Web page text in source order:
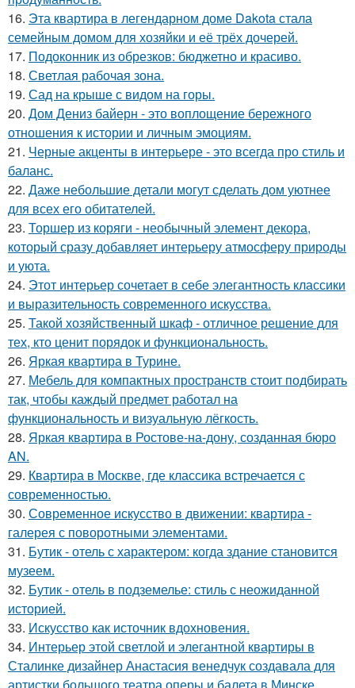
16. Эта квартира в легендарном доме Dakota стала
семейным домом для хозяйки и её трёх дочерей.
17. Подоконник из обрезков: бюджетно и красиво.
18. Светлая рабочая зона.
19. Сад на крыше с видом на горы.
20. Дом Дениз байерн - это воплощение бережного
отношения к истории и личным эмоциям.
21. Черные акценты в интерьере - это всегда про стиль и
баланс.
22. Даже небольшие детали могут сделать дом уютнее
для всех его обитателей.
23. Торшер из коряги - необычный элемент декора,
который сразу добавляет интерьеру атмосферу природы
и уюта.
24. Этот интерьер сочетает в себе элегантность классики
и выразительность современного искусства.
25. Такой хозяйственный шкаф - отличное решение для
тех, кто ценит порядок и функциональность.
26. Яркая квартира в Турине.
27. Мебель для компактных пространств стоит подбирать
так, чтобы каждый предмет работал на
функциональность и визуальную лёгкость.
28. Яркая квартира в Ростове-на-дону, созданная бюро
AN.
29. Квартира в Москве, где классика встречается с
современностью.
30. Современное искусство в движении: квартира -
галерея с поворотными элементами.
31. Бутик - отель с характером: когда здание становится
музеем.
32. Бутик - отель в подземелье: стиль с неожиданной
историей.
33. Искусство как источник вдохновения.
34. Интерьер этой светлой и элегантной квартиры в
Сталинке дизайнер Анастасия венедчук создавала для